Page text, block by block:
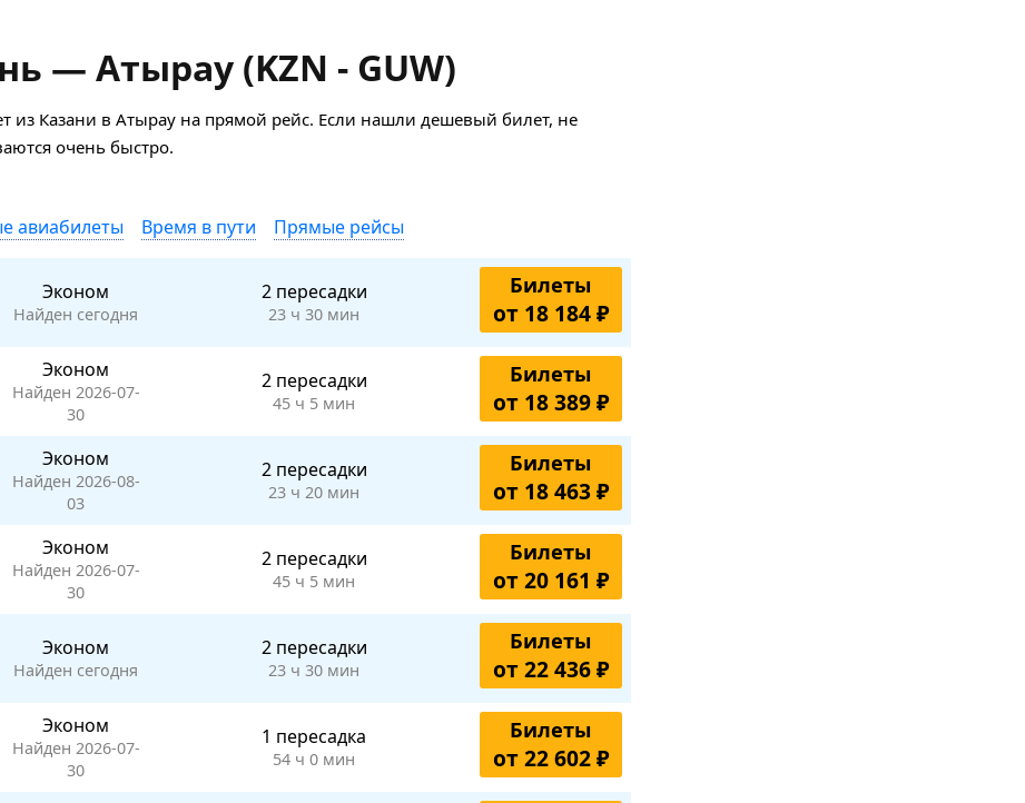
— Атырау (KZN - GUW)
Казани в Атырау на прямой рейс. Если нашли дешевый билет, не
очень быстро.
авиабилеты Время в пути Прямые рейсы
Эконом
Найден сегодня
2 пересадки
23 ч 30 мин
Билеты
от 18 184 ₽
Эконом
Найден 2026-07-
30
2 пересадки
45 ч 5 мин
Билеты
от 18 389 ₽
Эконом
Найден 2026-08-
03
2 пересадки
23 ч 20 мин
Билеты
от 18 463 ₽
Эконом
Найден 2026-07-
30
2 пересадки
45 ч 5 мин
Билеты
от 20 161 ₽
Эконом
Найден сегодня
2 пересадки
23 ч 30 мин
Билеты
от 22 436 ₽
Эконом
Найден 2026-07-
30
1 пересадка
54 ч 0 мин
Билеты
от 22 602 ₽